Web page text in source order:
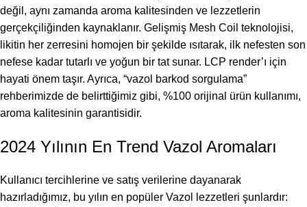
değil, aynı zamanda aroma kalitesinden ve lezzetlerin
gerçekçiliğinden kaynaklanır. Gelişmiş Mesh Coil teknolojisi,
likitin her zerresini homojen bir şekilde ısıtarak, ilk nefesten son
nefese kadar tutarlı ve yoğun bir tat sunar. LCP render’ı için
hayati önem taşır. Ayrıca, “vazol barkod sorgulama”
rehberimizde de belirttiğimiz gibi, %100 orijinal ürün kullanımı,
aroma kalitesinin garantisidir.
2024 Yılının En Trend Vazol Aromaları
Kullanıcı tercihlerine ve satış verilerine dayanarak
hazırladığımız, bu yılın en popüler Vazol lezzetleri şunlardır: